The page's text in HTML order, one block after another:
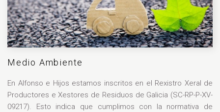
Medio Ambiente
En Alfonso e Hijos estamos inscritos en el Rexistro Xeral de
Productores e Xestores de Residuos de Galicia (SC-RP-P-XV-
09217). Esto indica que cumplimos con la normativa de